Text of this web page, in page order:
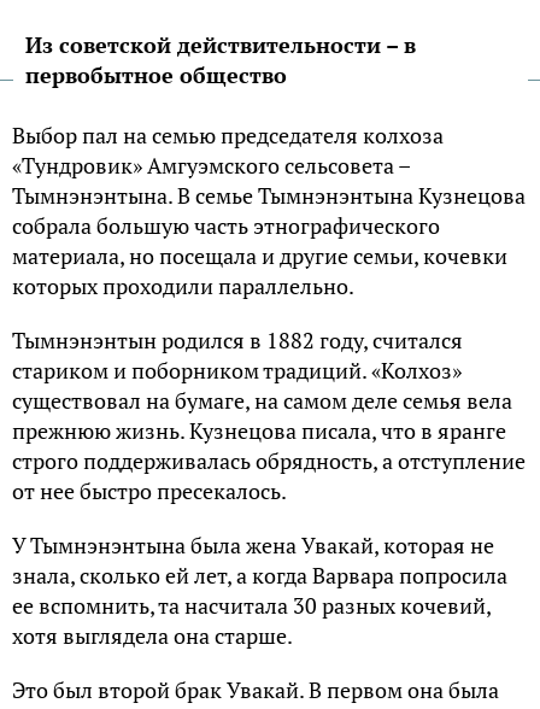
Из советской действительности – в
первобытное общество
Выбор пал на семью председателя колхоза
«Тундровик» Амгуэмского сельсовета –
Тымнэнэнтына. В семье Тымнэнэнтына Кузнецова
собрала большую часть этнографического
материала, но посещала и другие семьи, кочевки
которых проходили параллельно.
Тымнэнэнтын родился в 1882 году, считался
стариком и поборником традиций. «Колхоз»
существовал на бумаге, на самом деле семья вела
прежнюю жизнь. Кузнецова писала, что в яранге
строго поддерживалась обрядность, а отступление
от нее быстро пресекалось.
У Тымнэнэнтына была жена Увакай, которая не
знала, сколько ей лет, а когда Варвара попросила
ее вспомнить, та насчитала 30 разных кочевий,
хотя выглядела она старше.
Это был второй брак Увакай. В первом она была